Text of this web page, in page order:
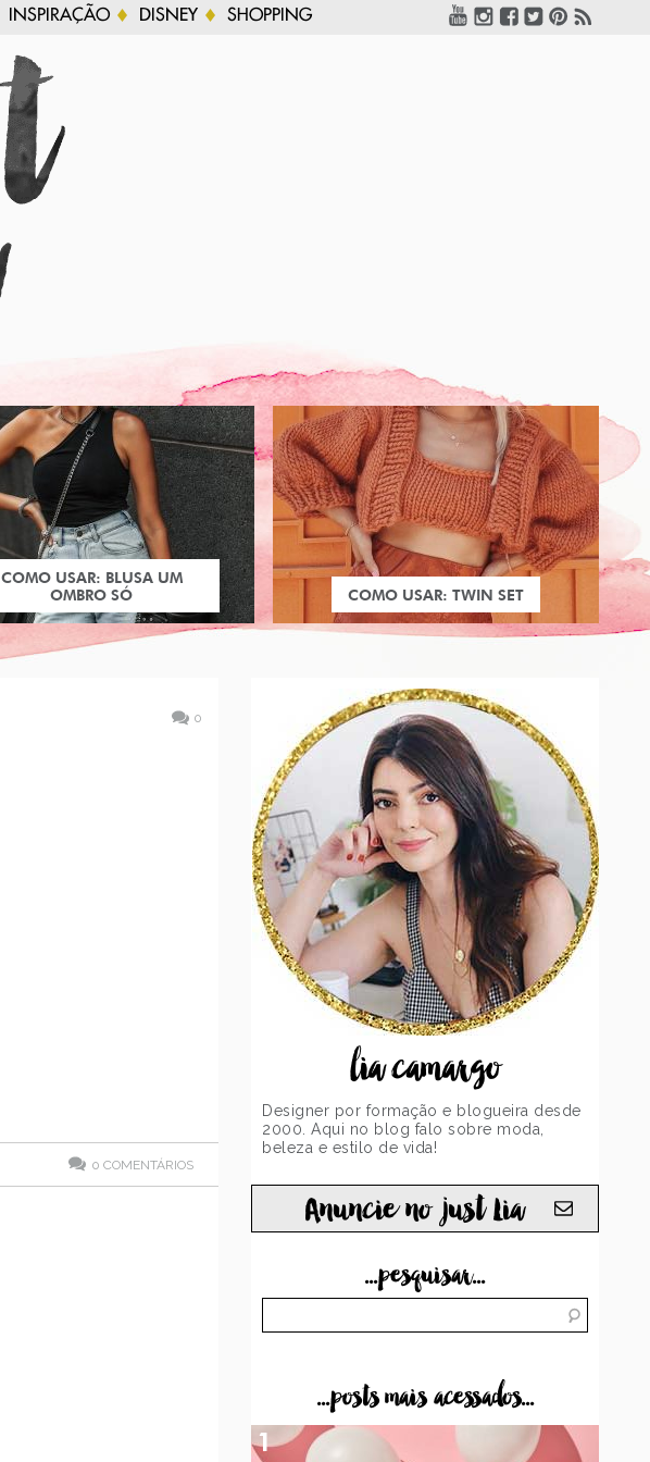
INSPIRAÇÃO DISNEY SHOPPING
COMO USAR: BLUSA UM
OMBRO SÓ
COMO USAR: TWIN SET
0
0 COMENTÁRIOS
lia camargo
Designer por formação e blogueira desde
2000. Aqui no blog falo sobre moda,
beleza e estilo de vida!
Anuncie no just Lia
...pesquisar...
...posts mais acessados...
1